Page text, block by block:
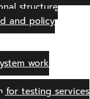
structure
and policy
work
for testing services